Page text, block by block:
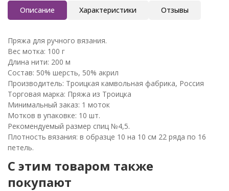
Описание Характеристики Отзывы
Пряжа для ручного вязания.
Вес мотка: 100 г
Длина нити: 200 м
Состав: 50% шерсть, 50% акрил
Производитель: Троицкая камвольная фабрика, Россия
Торговая марка: Пряжа из Троицка
Минимальный заказ: 1 моток
Мотков в упаковке: 10 шт.
Рекомендуемый размер спиц №4,5.
Плотность вязания: в образце 10 на 10 см 22 ряда по 16
петель.
C этим товаром также
покупают